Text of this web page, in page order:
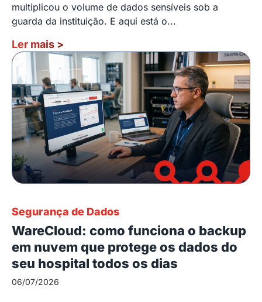
multiplicou o volume de dados sensíveis sob a
guarda da instituição. E aqui está o...
Ler mais >
Segurança de Dados
WareCloud: como funciona o backup
em nuvem que protege os dados do
seu hospital todos os dias
06/07/2026